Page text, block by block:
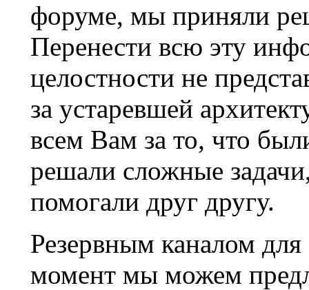
форуме, мы приняли
Перенести всю эту
целостности не
за устаревшей
всем Вам за то, что
решали сложные
помогали друг другу.
Резервным каналом
момент мы можем